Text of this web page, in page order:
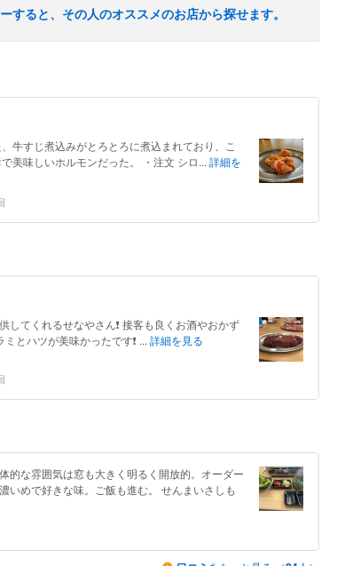
すると、その人のオススメのお店から探せます。
牛すじ煮込みがとろとろに煮込まれており、こ
美味しいホルモンだった。 ・注文 シロ... 詳細を
てくれるせなやさん❗️ 接客も良くお酒やおかず
とハツが美味かったです❗️ ... 詳細を見る
的な雰囲気は窓も大きく明るく開放的。オーダー
いめで好きな味。ご飯も進む。 せんまいさしも